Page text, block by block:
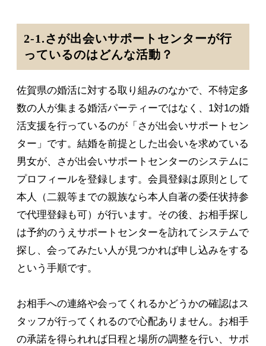
2-1.さが出会いサポートセンターが行
っているのはどんな活動？
佐賀県の婚活に対する取り組みのなかで、不特定多
数の人が集まる婚活パーティーではなく、1対1の婚
活支援を行っているのが「さが出会いサポートセン
ター」です。結婚を前提とした出会いを求めている
男女が、さが出会いサポートセンターのシステムに
プロフィールを登録します。会員登録は原則として
本人（二親等までの親族なら本人自著の委任状持参
で代理登録も可）が行います。その後、お相手探し
は予約のうえサポートセンターを訪れてシステムで
探し、会ってみたい人が見つかれば申し込みをする
という手順です。
お相手への連絡や会ってくれるかどうかの確認はス
タッフが行ってくれるので心配ありません。お相手
の承諾を得られれば日程と場所の調整を行い、サポ